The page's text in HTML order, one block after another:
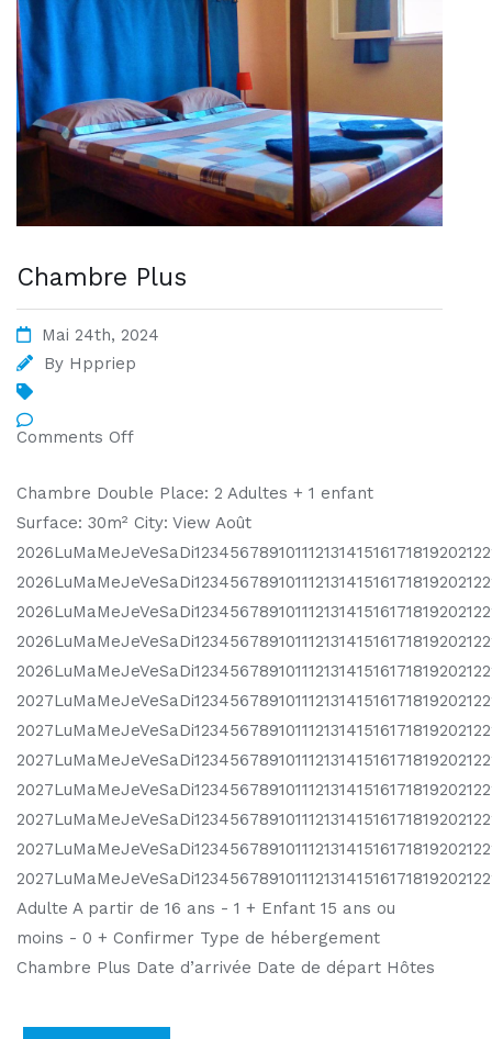
Chambre Plus
Mai 24th, 2024
By Hppriep
Comments Off
Chambre Double Place: 2 Adultes + 1 enfant
Surface: 30m² City: View Août
Adulte A partir de 16 ans - 1 + Enfant 15 ans ou
moins - 0 + Confirmer Type de hébergement
Chambre Plus Date d’arrivée Date de départ Hôtes